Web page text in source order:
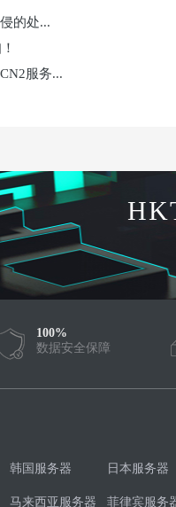
的处...
服务...
100%
数据安全保障
韩国服务器 日本服务器
马来西亚服务器 菲律宾服务